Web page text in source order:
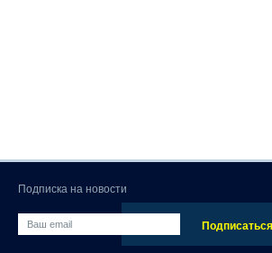
Подписка на новости